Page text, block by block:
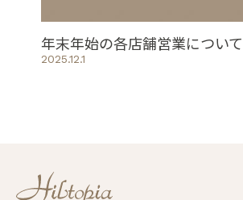
年末年始の各店舗営業について
2025.12.1